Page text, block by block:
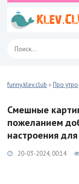
funny.klev.club »Про утро
Смешные
пожеланием
настроения
20-03-2024, 00:14